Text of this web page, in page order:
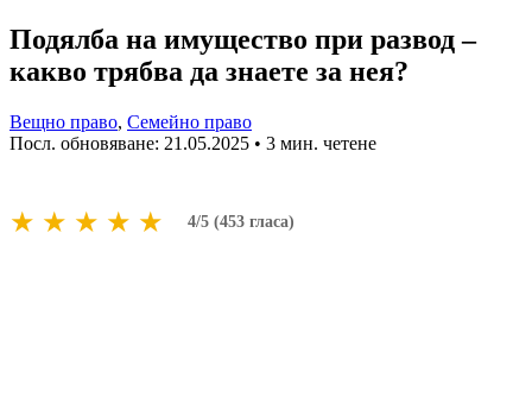
Подялба на имущество при развод –
какво трябва да знаете за нея?
Вещно право, Семейно право
Посл. обновяване: 21.05.2025 • 3 мин. четене
★
★
★
★
★ 4/5 (453 гласа)